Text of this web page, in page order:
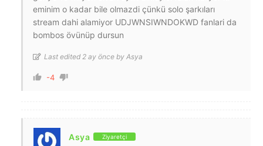
eminim o kadar bile olmazdi çünkü solo şarkıları
stream dahi alamiyor UDJWNSIWNDOKWD fanlari da
bombos övünüp dursun
Last edited 2 ay önce by Asya
-4
Asya Ziyaretçi